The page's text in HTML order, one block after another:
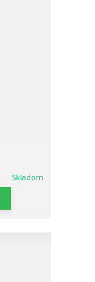
Skladom